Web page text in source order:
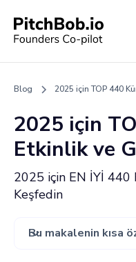
Blog 2025 için TOP 440
2025 için
Etkinlik ve
2025 için EN İYİ
Keşfedin
Bu makalenin kısa